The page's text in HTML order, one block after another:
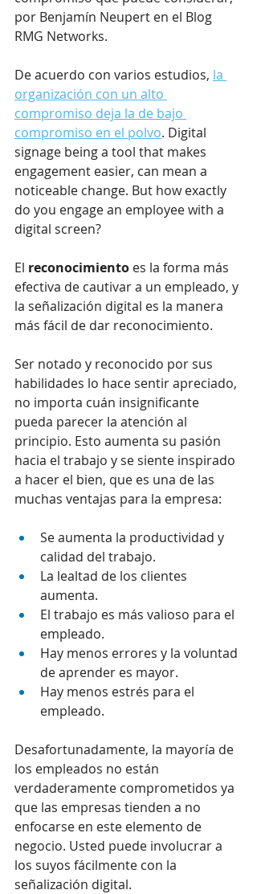
por Benjamín Neupert en el Blog
RMG Networks.
De acuerdo con varios estudios, la
organización con un alto
compromiso deja la de bajo
compromiso en el polvo. Digital
signage being a tool that makes
engagement easier, can mean a
noticeable change. But how exactly
do you engage an employee with a
digital screen?
El reconocimiento es la forma más
efectiva de cautivar a un empleado, y
la señalización digital es la manera
más fácil de dar reconocimiento.
Ser notado y reconocido por sus
habilidades lo hace sentir apreciado,
no importa cuán insignificante
pueda parecer la atención al
principio. Esto aumenta su pasión
hacia el trabajo y se siente inspirado
a hacer el bien, que es una de las
muchas ventajas para la empresa:
Se aumenta la productividad y
calidad del trabajo.
La lealtad de los clientes
aumenta.
El trabajo es más valioso para el
empleado.
Hay menos errores y la voluntad
de aprender es mayor.
Hay menos estrés para el
empleado.
Desafortunadamente, la mayoría de
los empleados no están
verdaderamente comprometidos ya
que las empresas tienden a no
enfocarse en este elemento de
negocio. Usted puede involucrar a
los suyos fácilmente con la
señalización digital.